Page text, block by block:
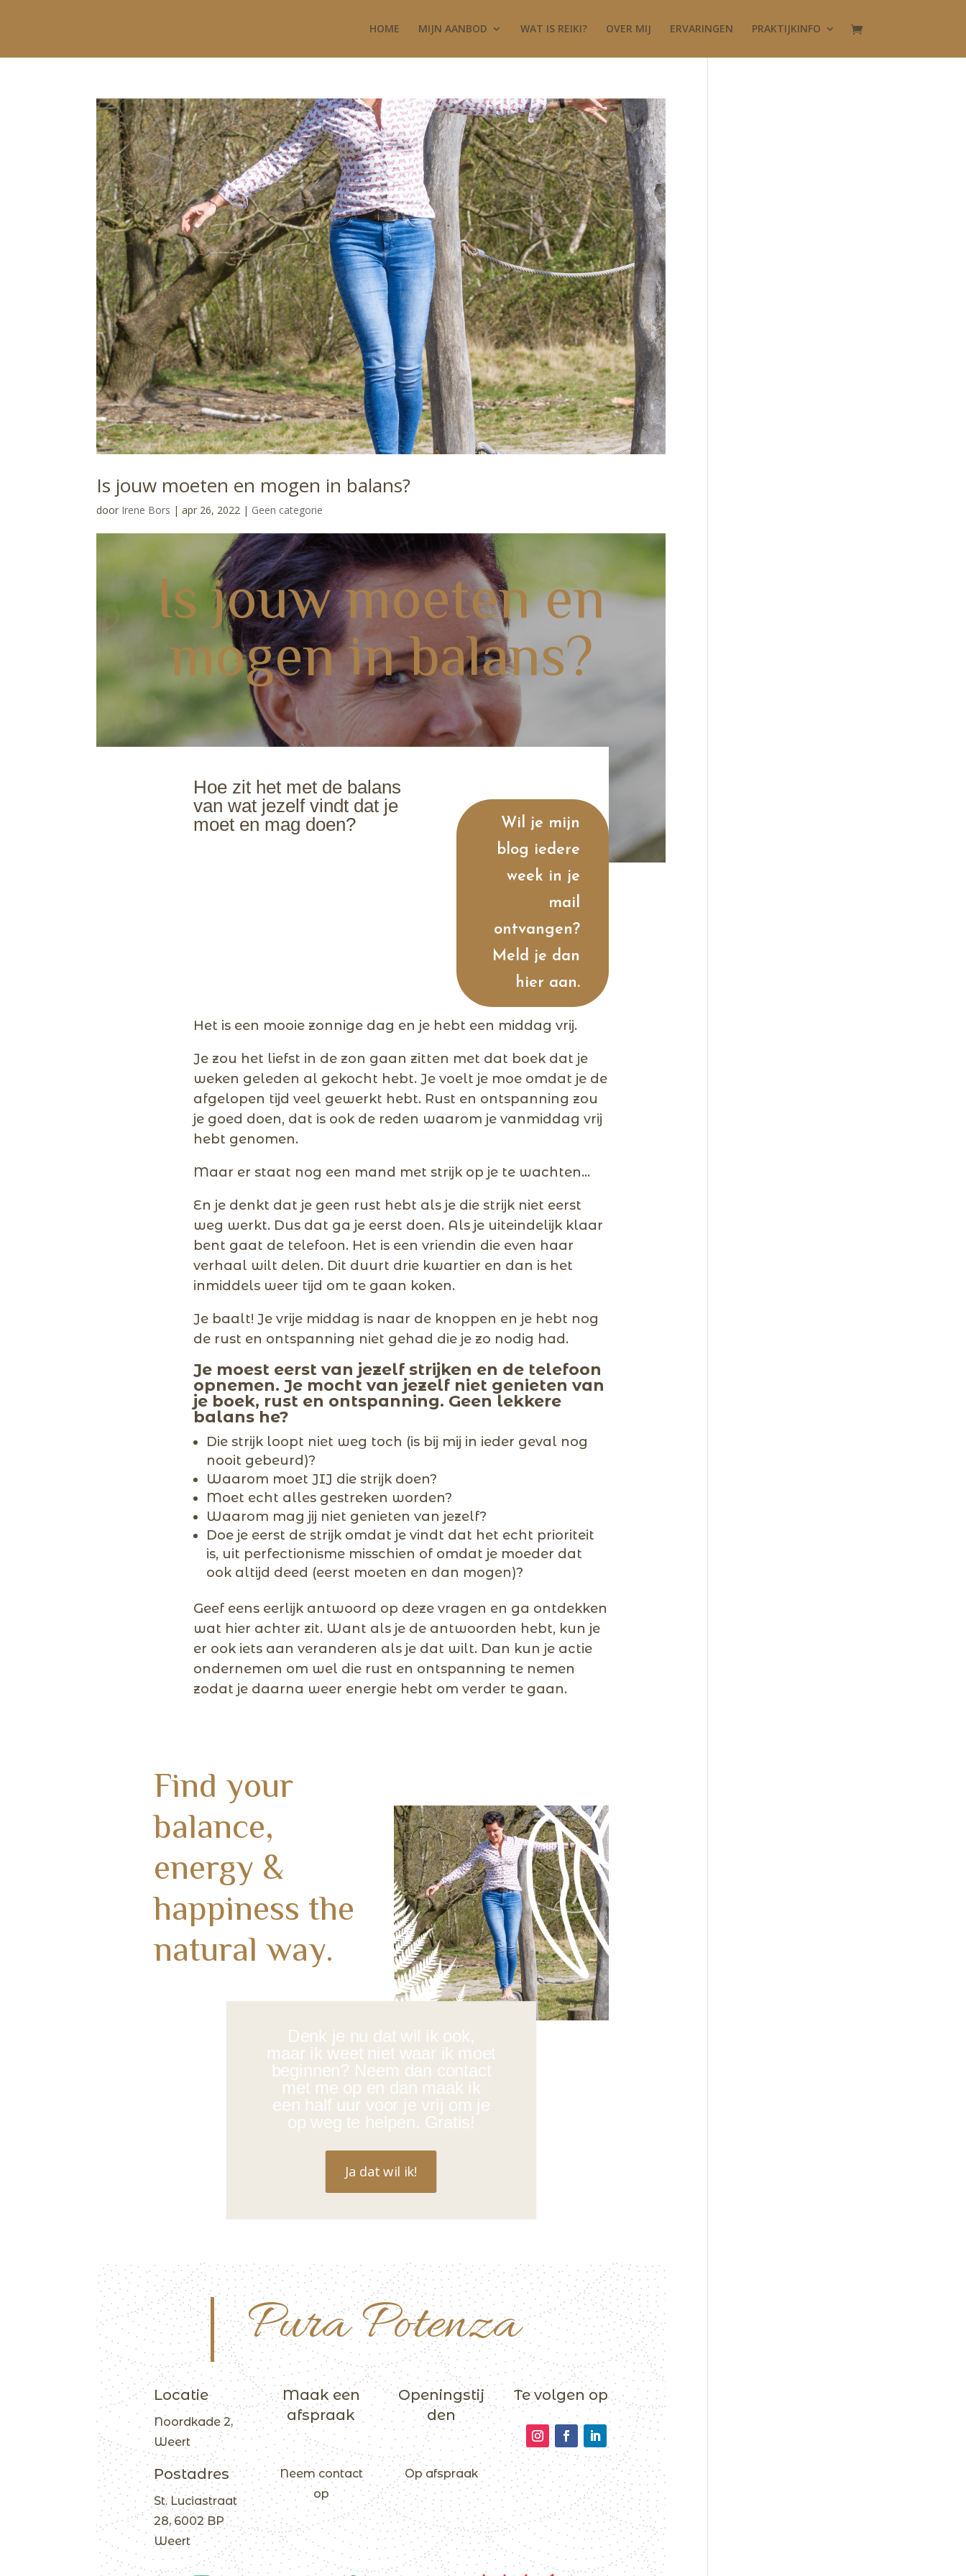
HOME MIJN AANBOD WAT IS REIKI? OVER MIJ ERVARINGEN PRAKTIJKINFO
Is jouw moeten en mogen in balans?
door Irene Bors |apr 26, 2022 | Geen categorie
Is jouw moeten en
mogen in balans?
Hoe zit het met de balans
van wat jezelf vindt dat je
moet en mag doen?
Wil je mijn
blog iedere
week in je
mail
ontvangen?
Meld je dan
hier aan.
Het is een mooie zonnige dag en je hebt een middag vrij.
Je zou het liefst in de zon gaan zitten met dat boek dat je
weken geleden al gekocht hebt. Je voelt je moe omdat je de
afgelopen tijd veel gewerkt hebt. Rust en ontspanning zou
je goed doen, dat is ook de reden waarom je vanmiddag vrij
hebt genomen.
Maar er staat nog een mand met strijk op je te wachten…
En je denkt dat je geen rust hebt als je die strijk niet eerst
weg werkt. Dus dat ga je eerst doen. Als je uiteindelijk klaar
bent gaat de telefoon. Het is een vriendin die even haar
verhaal wilt delen. Dit duurt drie kwartier en dan is het
inmiddels weer tijd om te gaan koken.
Je baalt! Je vrije middag is naar de knoppen en je hebt nog
de rust en ontspanning niet gehad die je zo nodig had.
Je moest eerst van jezelf strijken en de telefoon
opnemen. Je mocht van jezelf niet genieten van
je boek, rust en ontspanning. Geen lekkere
balans he?
Die strijk loopt niet weg toch (is bij mij in ieder geval nog
nooit gebeurd)?
Waarom moet JIJ die strijk doen?
Moet echt alles gestreken worden?
Waarom mag jij niet genieten van jezelf?
Doe je eerst de strijk omdat je vindt dat het echt prioriteit
is, uit perfectionisme misschien of omdat je moeder dat
ook altijd deed (eerst moeten en dan mogen)?
Geef eens eerlijk antwoord op deze vragen en ga ontdekken
wat hier achter zit. Want als je de antwoorden hebt, kun je
er ook iets aan veranderen als je dat wilt. Dan kun je actie
ondernemen om wel die rust en ontspanning te nemen
zodat je daarna weer energie hebt om verder te gaan.
Find your
balance,
energy &
happiness the
natural way.
Denk je nu dat wil ik ook,
maar ik weet niet waar ik moet
beginnen? Neem dan contact
met me op en dan maak ik
een half uur voor je vrij om je
op weg te helpen. Gratis!
Ja dat wil ik!
Pura Potenza
Locatie
Noordkade 2,
Weert
Postadres
St. Luciastraat
28, 6002 BP
Weert
Maak een
afspraak
Neem contact
op
Openingstij
den
Op afspraak
Te volgen op